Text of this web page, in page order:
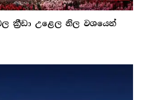
ක්‍රීඩා උළෙල නිල වශයෙන්